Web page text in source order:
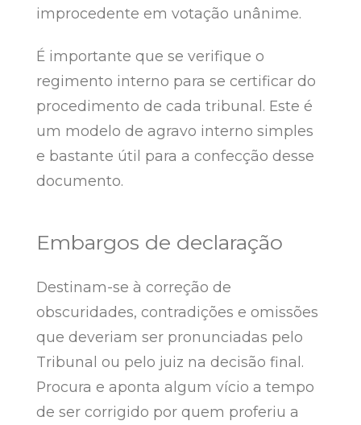
improcedente em votação unânime.
É importante que se verifique o
regimento interno para se certificar do
procedimento de cada tribunal. Este é
um modelo de agravo interno simples
e bastante útil para a confecção desse
documento.
Embargos de declaração
Destinam-se à correção de
obscuridades, contradições e omissões
que deveriam ser pronunciadas pelo
Tribunal ou pelo juiz na decisão final.
Procura e aponta algum vício a tempo
de ser corrigido por quem proferiu a